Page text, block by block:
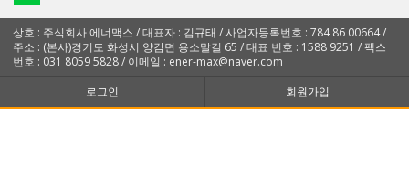
상호 : 주식회사 에너맥스 / 대표자 : 김규태 / 사업자등록번호 : 784 86 00664 /
주소 : (본사)경기도 화성시 양감면 용소말길 65 / 대표 번호 : 1588 9251 / 팩스
번호 : 031 8059 5828 / 이메일 : ener-max@naver.com
로그인
회원가입